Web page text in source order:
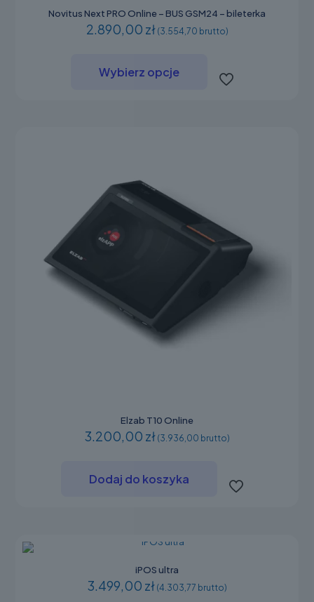
Novitus Next PRO Online – BUS GSM24 – bileterka
2.890,00 zł (3.554,70 brutto)
Wybierz opcje
ma
wiele
Elzab T10 Online
3.200,00 zł (3.936,00 brutto)
Dodaj do koszyka
iPOS ultra
3.499,00 zł (4.303,77 brutto)